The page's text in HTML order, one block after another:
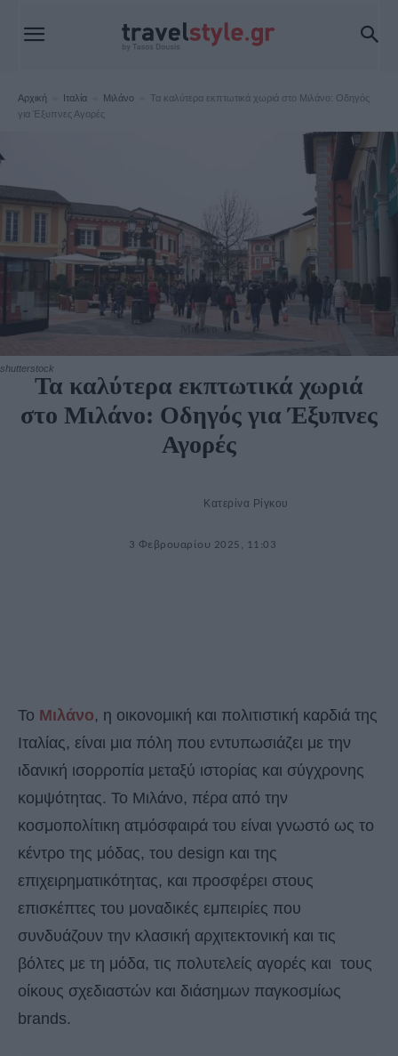
Αρχική Ιταλία Μιλάνο
Τα καλύτερα εκπτωτικά χωριά στο Μιλάνο: Οδηγός
για Έξυπνες Αγορές
shutterstock
Μιλάνο
Τα καλύτερα εκπτωτικά χωριά
στο Μιλάνο: Οδηγός για Έξυπνες
Αγορές
Κατερίνα Ρίγκου
3 Φεβρουαρίου 2025, 11:03
Το Μιλάνο, η οικονομική και πολιτιστική καρδιά της
Ιταλίας, είναι μια πόλη που εντυπωσιάζει με την
ιδανική ισορροπία μεταξύ ιστορίας και σύγχρονης
κομψότητας. Το Μιλάνο, πέρα από την
κοσμοπολίτικη ατμόσφαιρά του είναι γνωστό ως το
κέντρο της μόδας, του design και της
επιχειρηματικότητας, και προσφέρει στους
επισκέπτες του μοναδικές εμπειρίες που
συνδυάζουν την κλασική αρχιτεκτονική και τις
βόλτες με τη μόδα, τις πολυτελείς αγορές και τους
οίκους σχεδιαστών και διάσημων παγκοσμίως
brands.